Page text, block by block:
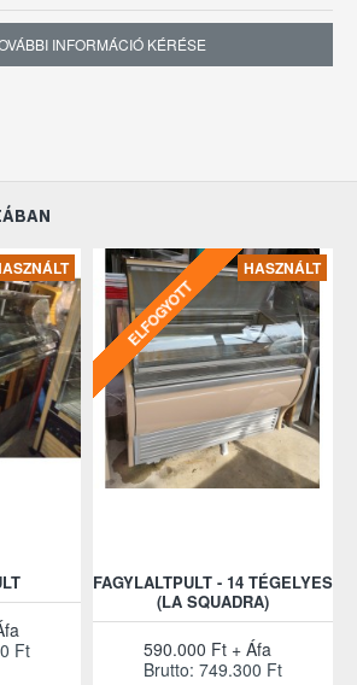
Rh) -12 ... -22 °C
INFORMÁCIÓ KÉRÉSE
Ft
HASZNÁLT
ELFOGYOTT
FAGYLALTPULT - 14 TÉGELYES
(LA SQUADRA)
590.000 Ft + Áfa
Brutto: 749.300 Ft